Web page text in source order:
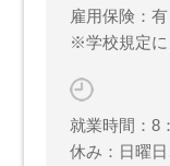
雇用保険：有
※学校規定に
就業時間：8
休み：日曜